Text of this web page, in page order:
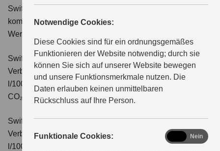
Notwendige Cookies:
Diese Cookies sind für ein ordnungsgemäßes
Funktionieren der Website notwendig; durch sie
können Sie sich auf unserer Website bewegen
und unsere Funktionsmerkmale nutzen. Die
Daten erlauben keinen unmittelbaren
Rückschluss auf Ihre Person.
Funktionale Cookies: functional
Nein
ÜBER UNS
Swift 1.2 DUALJET HYBRID Comfort
kombinierter Energieverbrauch 4,4 l/100km; kombinierter
Wert der CO₂-Emission: 99 g/km; CO₂-Klasse: C.
Swift 1.2 DUALJET HYBRID CVT Comfort
Verbrauchswerte: kombinierter Energieverbrauch 4,7
l/100km; kombinierter Wert der CO₂-Emission: 106 g/km;
CO₂-Klasse: C.
Swift 1.2 DUALJET HYBRID ALLGRIP Comfort
Verbrauchswerte: kombinierter Energieverbrauch 4,9
l/100km; kombinierter Wert der CO₂-Emission: 110 g/km;